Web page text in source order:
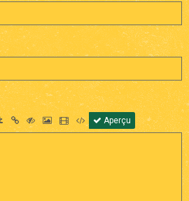
Aperçu